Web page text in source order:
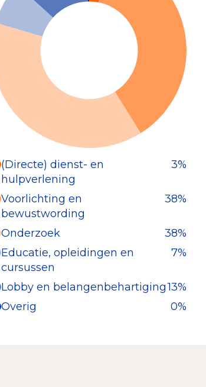
(Directe) dienst- en
hulpverlening
3%
Voorlichting en
bewustwording
38%
Onderzoek
38%
Educatie, opleidingen en
cursussen
7%
Lobby en belangenbehartiging13%
Overig
0%